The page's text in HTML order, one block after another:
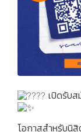
เปิดรับ
โอกาสสำหรับนิ